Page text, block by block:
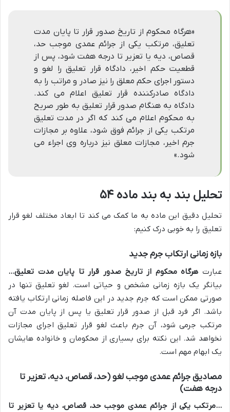
«هرگاه محکوم از تاریخ صدور قرار تا پایان مدت
تعلیق، مرتکب یکی از جرائم عمدی موجب حد،
قصاص، دیه یا تعزیر تا درجه هفت شود، پس از
قطعیت حکم اخیر، دادگاه قرار تعلیق را لغو و
دستور اجرای حکم معلق را نیز صادر و مراتب را به
دادگاه صادرکننده قرار تعلیق اعلام می کند.
دادگاه به هنگام صدور قرار تعلیق به طور صریح
به محکوم اعلام می کند که اگر در مدت تعلیق
مرتکب یکی از جرائم فوق شود، علاوه بر مجازات
جرم اخیر، مجازات معلق نیز درباره وی اجراء می
شود.»
تحلیل بند به بند ماده ۵۴
تحلیل دقیق این ماده به ما کمک می کند تا ابعاد مختلف لغو قرار
تعلیق را به خوبی درک کنیم:
بازه زمانی ارتکاب جرم جدید
عبارت هرگاه محکوم از تاریخ صدور قرار تا پایان مدت تعلیق…
بیانگر یک بازه زمانی مشخص و حیاتی است. لغو تعلیق تنها در
صورتی ممکن است که جرم جدید در این فاصله زمانی ارتکاب یافته
باشد. اگر فرد قبل از صدور قرار تعلیق یا پس از پایان مدت آن
مرتکب جرمی شود، آن جرم باعث لغو قرار تعلیق اجرای مجازات
نخواهد شد. این نکته برای بسیاری از محکومان و خانواده هایشان
یک ابهام مهم است.
مصادیق جرائم عمدی موجب لغو (حد، قصاص، دیه، تعزیر تا
درجه هفت)
…مرتکب یکی از جرائم عمدی موجب حد، قصاص، دیه یا تعزیر تا